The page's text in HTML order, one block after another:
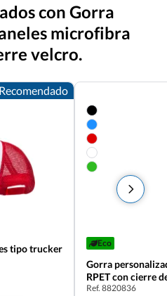
con Gorra
microfibra
velcro.
Recomendado
tipo trucker
Eco
Gorra
RPET con cierre
Ref. 8820836